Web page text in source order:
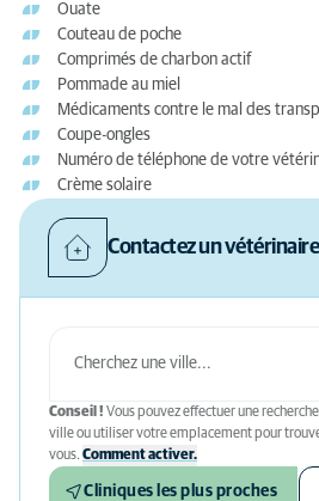
Ouate
Couteau de poche
Comprimés de charbon actif
Pommade au miel
Médicaments contre le mal des
Coupe-ongles
Numéro de téléphone de votre
Crème solaire
Contactez un vétérinaire
Conseil ! Vous pouvez effectuer une
ville ou utiliser votre emplacement pour
vous. Comment activer.
Cliniques les plus proches